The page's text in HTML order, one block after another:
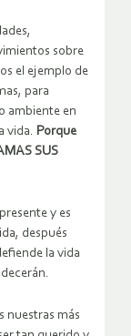
sobre
el ejemplo de
para
ambiente en
vida. Porque
SUS
y es
después
la vida
nuestras más